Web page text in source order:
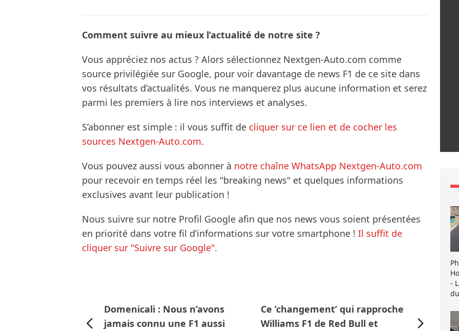
Comment suivre au mieux l’actualité de notre site ?
Vous appréciez nos actus ? Alors sélectionnez Nextgen-Auto.com comme
source privilégiée sur Google, pour voir davantage de news F1 de ce site dans
vos résultats d’actualités. Vous ne manquerez plus aucune information et serez
parmi les premiers à lire nos interviews et analyses.
S’abonner est simple : il vous suffit de cliquer sur ce lien et de cocher les
sources Nextgen-Auto.com.
Vous pouvez aussi vous abonner à notre chaîne WhatsApp Nextgen-Auto.com
pour recevoir en temps réel les "breaking news" et quelques informations
exclusives avant leur publication !
Nous suivre sur notre Profil Google afin que nos news vous soient présentées
en priorité dans votre fil d’informations sur votre smartphone ! Il suffit de
cliquer sur "Suivre sur Google".
Domenicali : Nous n’avons
jamais connu une F1 aussi
Ce ’changement’ qui rapproche
Williams F1 de Red Bull et
-